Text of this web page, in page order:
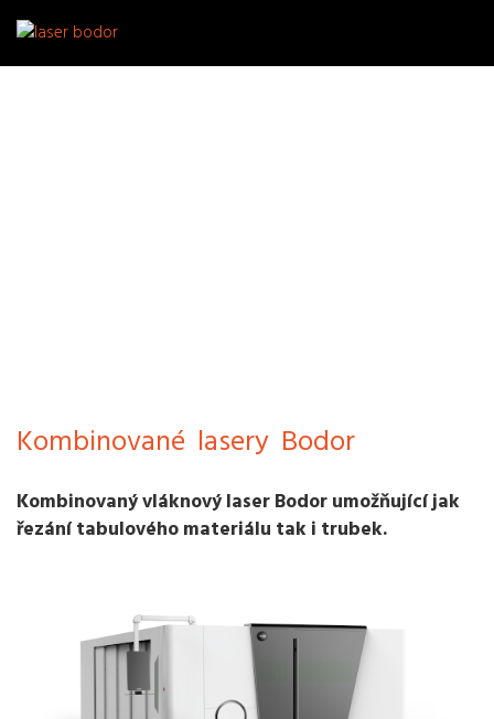
Kombinované lasery Bodor
Kombinovaný vláknový laser Bodor umožňující jak
řezání tabulového materiálu tak i trubek.